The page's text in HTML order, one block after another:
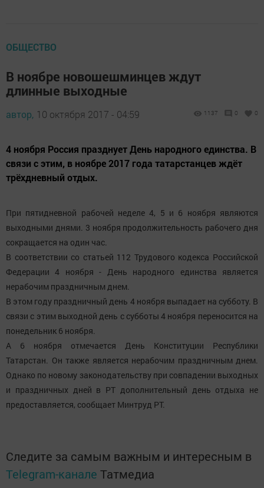
ОБЩЕСТВО
В ноябре новошешминцев ждут
длинные выходные
автор, 10 октября 2017 - 04:59 1137 0 0
4 ноября Россия празднует День народного единства. В
связи с этим, в ноябре 2017 года татарстанцев ждёт
трёхдневный отдых.
При пятидневной рабочей неделе 4, 5 и 6 ноября являются
выходными днями. 3 ноября продолжительность рабочего дня
сокращается на один час.
В соответствии со статьей 112 Трудового кодекса Российской
Федерации 4 ноября - День народного единства является
нерабочим праздничным днем.
В этом году праздничный день 4 ноября выпадает на субботу. В
связи с этим выходной день с субботы 4 ноября переносится на
понедельник 6 ноября.
А 6 ноября отмечается День Конституции Республики
Татарстан. Он также является нерабочим праздничным днем.
Однако по новому законодательству при совпадении выходных
и праздничных дней в РТ дополнительный день отдыха не
предоставляется, сообщает Минтруд РТ.
Следите за самым важным и интересным в
Telegram-канале Татмедиа